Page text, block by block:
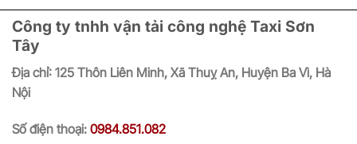
Công ty tnhh vận tải công nghệ Taxi Sơn
Tây
Địa chỉ: 125 Thôn Liên Minh, Xã Thuỵ An, Huyện Ba Vì, Hà
Nội
Số điện thoại: 0984.851.082